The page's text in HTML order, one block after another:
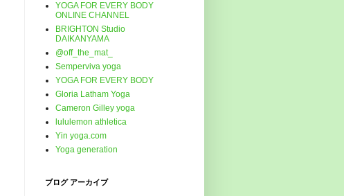
YOGA FOR EVERY BODY
ONLINE CHANNEL
BRIGHTON Studio
DAIKANYAMA
@off_the_mat_
Semperviva yoga
YOGA FOR EVERY BODY
Gloria Latham Yoga
Cameron Gilley yoga
lululemon athletica
Yin yoga.com
Yoga generation
ブログ アーカイブ